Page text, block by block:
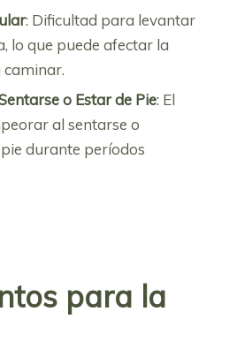
: Dificultad para levantar
lo que puede afectar la
o Estar de Pie: El
al sentarse o
durante períodos
para la